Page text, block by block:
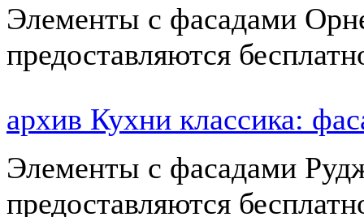
Элементы с фасадами
предоставляются
архив Кухни классика:
Элементы с фасадами
предоставляются